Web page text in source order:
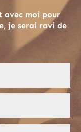
avec moi pour
je serai ravi de